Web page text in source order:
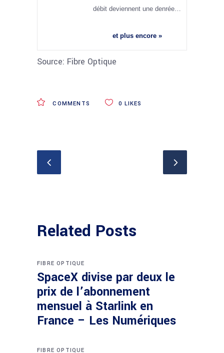
débit deviennent une denrée…
et plus encore »
Source: Fibre Optique
COMMENTS 0 LIKES
Related Posts
FIBRE OPTIQUE
SpaceX divise par deux le
prix de l’abonnement
mensuel à Starlink en
France – Les Numériques
FIBRE OPTIQUE